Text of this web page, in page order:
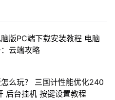
版PC端下载安装教程 电脑
云端攻略
么玩？ 三国计性能优化240
后台挂机 按键设置教程